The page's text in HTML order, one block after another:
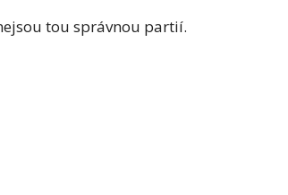
tou správnou partií.